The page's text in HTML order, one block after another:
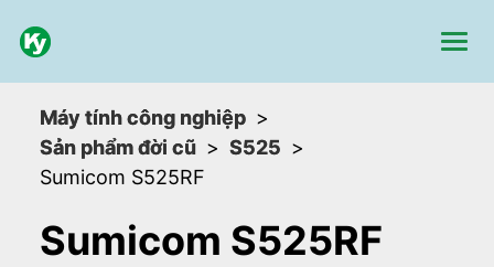
Máy tính công nghiệp
Sản phẩm đời cũ
S525
Sumicom S525RF
Sumicom S525RF